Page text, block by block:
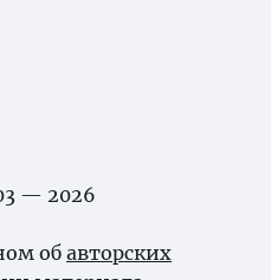
— 2026
об авторских